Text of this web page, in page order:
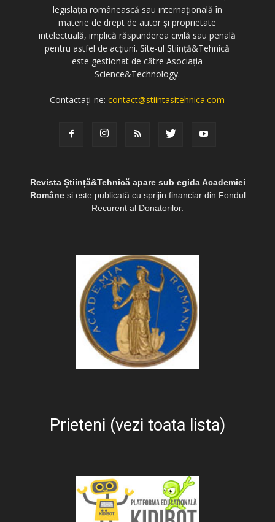
legislația românească sau internațională în
materie de drept de autor și proprietate
intelectuală, implică răspunderea civilă sau penală
pentru astfel de acțiuni. Site-ul Știință&Tehnică
este gestionat de către Asociația
Science&Technology.
Contactați-ne:contact@stiintasitehnica.com
Revista Știință&Tehnică apare sub egida Academiei
Româneși este publicată cu sprijin financiar din Fondul
Recurent al Donatorilor.
Prieteni (vezi toata lista)